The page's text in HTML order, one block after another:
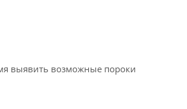
выявить возможные пороки